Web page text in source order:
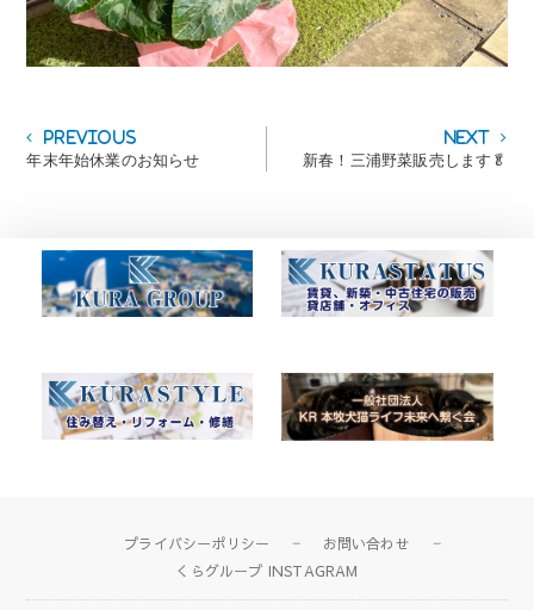
投
稿
ゲ
ー
シ
ン
PreviousPrevious
post:
年末年始休業のお知らせ
Next
post:
新春！三浦野菜販売します🥬
プライバシーポリシー
お問い合わせ
くらグループ INSTAGRAM